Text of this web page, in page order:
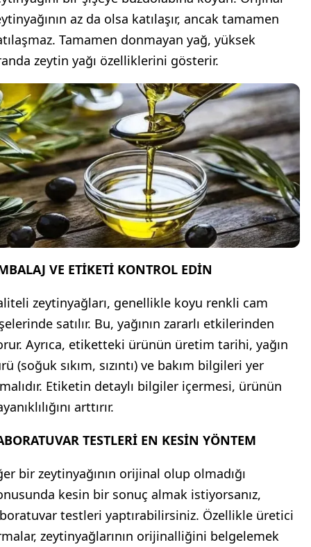
az da olsa katılaşır, ancak tamamen
Tamamen donmayan yağ, yüksek
zeytin yağı özelliklerini gösterir.
VE ETİKETİ KONTROL EDİN
zeytinyağları, genellikle koyu renkli cam
satılır. Bu, yağının zararlı etkilerinden
Ayrıca, etiketteki ürünün üretim tarihi, yağın
(soğuk sıkım, sızıntı) ve bakım bilgileri yer
Etiketin detaylı bilgiler içermesi, ürünün
arttırır.
TESTLERİ EN KESİN YÖNTEM
bir zeytinyağının orijinal olup olmadığı
kesin bir sonuç almak istiyorsanız,
testleri yaptırabilirsiniz. Özellikle üretici
zeytinyağlarının orijinalliğini belgelemek